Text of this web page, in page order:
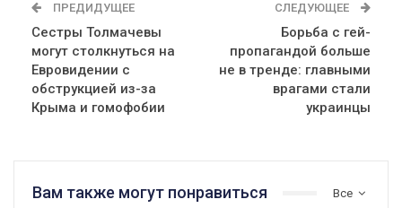
ПРЕДИДУЩЕЕ
Сестры Толмачевы
могут столкнуться на
Евровидении с
обструкцией из-за
Крыма и гомофобии
СЛЕДУЮЩЕЕ
Борьба с гей-
пропагандой больше
не в тренде: главными
врагами стали
украинцы
Все
Вам также могут понравиться